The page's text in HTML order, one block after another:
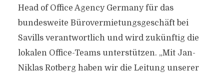
Head of Office Agency Germany für das
bundesweite Bürovermietungsgeschäft bei
Savills verantwortlich und wird zukünftig die
lokalen Office-Teams unterstützen. „Mit Jan-
Niklas Rotberg haben wir die Leitung unserer